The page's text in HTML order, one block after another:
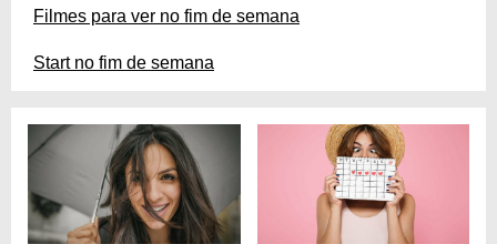
Filmes para ver no fim de semana
Start no fim de semana